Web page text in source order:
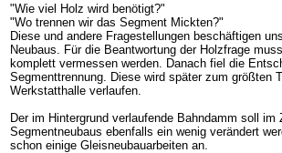
"Wie viel Holz wird benötigt?"
"Wo trennen wir das Segment Mickten?"
Diese und andere Fragestellungen beschäftigen
Neubaus. Für die Beantwortung der Holzfrage
komplett vermessen werden. Danach fiel die
Segmenttrennung. Diese wird später zum größten
Werkstatthalle verlaufen.
Der im Hintergrund verlaufende Bahndamm soll im
Segmentneubaus ebenfalls ein wenig verändert
schon einige Gleisneubauarbeiten an.